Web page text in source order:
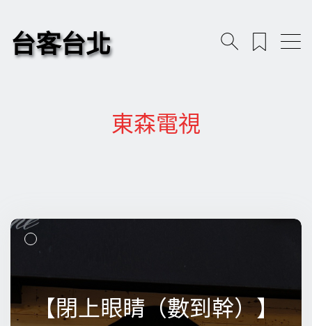
台客台北
東森電視
【閉上眼睛（數到幹）】
【閉上眼睛（數到幹）】